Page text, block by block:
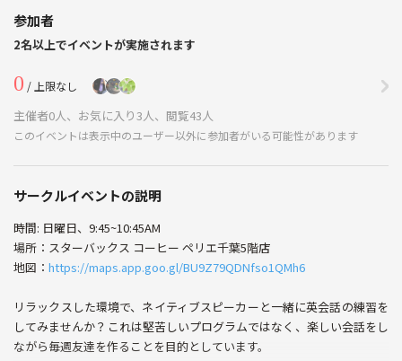
参加者
2名以上でイベントが実施されます
0 / 上限なし
主催者0人、お気に入り3人、閲覧43人
このイベントは表示中のユーザー以外に参加者がいる可能性があります
サークルイベントの説明
時間: 日曜日、9:45~10:45AM
場所：スターバックス コーヒー ペリエ千葉5階店
地図： https://maps.app.goo.gl/BU9Z79QDNfso1QMh6
リラックスした環境で、ネイティブスピーカーと一緒に英会話の練習を
してみませんか？これは堅苦しいプログラムではなく、楽しい会話をし
ながら毎週友達を作ることを目的としています。